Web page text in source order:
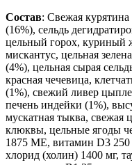
Состав: Свежая
(16%), сельдь
цельный горох, куриный
мискантус, цельная
(4%), цельная сырая
красная чечевица,
(1%), свежий ливер
печень индейки (1%),
мускатная тыква, свежая
клюквы, цельные ягоды
1875 МЕ, витамин D3
хлорид (холин) 1400 мг,